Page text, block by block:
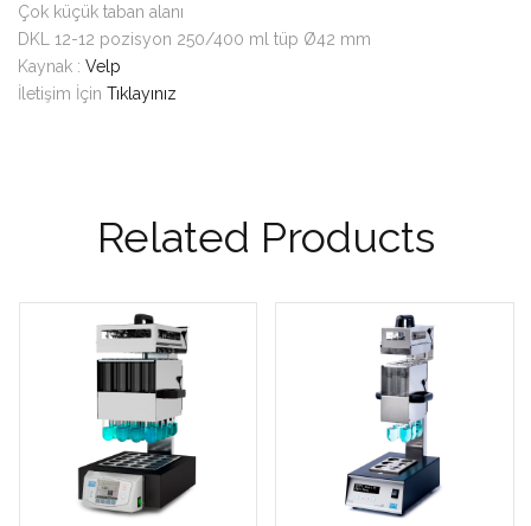
Çok küçük taban alanı
DKL 12-12 pozisyon 250/400 ml tüp Ø42 mm
Kaynak : Velp
İletişim İçin Tıklayınız
Related Products